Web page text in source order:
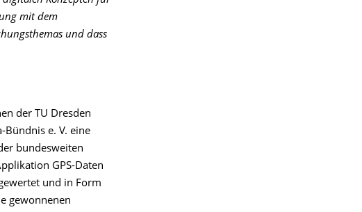
mit dem
und dass
der TU Dresden
e. V. eine
bundesweiten
GPS-Daten
und in Form
gewonnenen